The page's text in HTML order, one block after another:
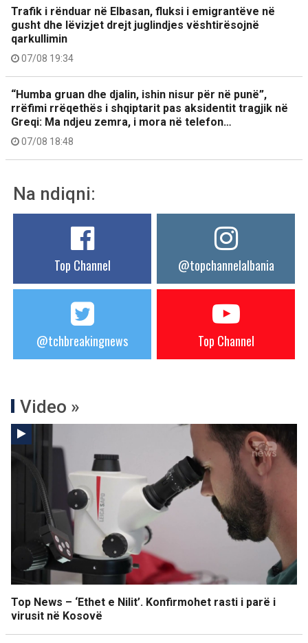
Trafik i rënduar në Elbasan, fluksi i emigrantëve në
gusht dhe lëvizjet drejt juglindjes vështirësojnë
qarkullimin
07/08 19:34
“Humba gruan dhe djalin, ishin nisur për në punë”,
rrëfimi rrëqethës i shqiptarit pas aksidentit tragjik në
Greqi: Ma ndjeu zemra, i mora në telefon…
07/08 18:48
Na ndiqni:
Top Channel @topchannelalbania
@tchbreakingnews Top Channel
Video »
Top News – ‘Ethet e Nilit’. Konfirmohet rasti i parë i
virusit në Kosovë